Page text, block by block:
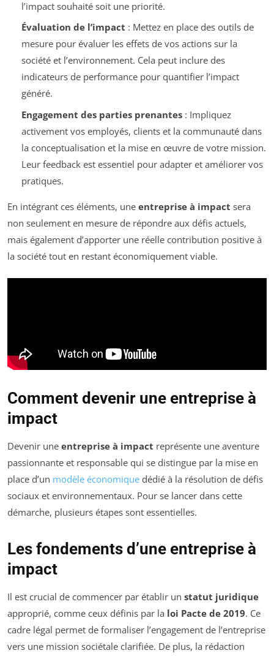
l’impact souhaité soit une priorité.
Évaluation de l’impact : Mettez en place des outils de
mesure pour évaluer les effets de vos actions sur la
société et l’environnement. Cela peut inclure des
indicateurs de performance pour quantifier l’impact
généré.
Engagement des parties prenantes: Impliquez
activement vos employés, clients et la communauté dans
la conceptualisation et la mise en œuvre de votre mission.
Leur feedback est essentiel pour adapter et améliorer vos
pratiques.
En intégrant ces éléments, une entreprise à impact sera
non seulement en mesure de répondre aux défis actuels,
mais également d’apporter une réelle contribution positive à
la société tout en restant économiquement viable.
Comment devenir une entreprise à
impact
Devenir une entreprise à impact représente une aventure
passionnante et responsable qui se distingue par la mise en
place d’un modèle économique dédié à la résolution de défis
sociaux et environnementaux. Pour se lancer dans cette
démarche, plusieurs étapes sont essentielles.
Les fondements d’une entreprise à
impact
Il est crucial de commencer par établir un statut juridique
approprié, comme ceux définis par la loi Pacte de 2019. Ce
cadre légal permet de formaliser l’engagement de l’entreprise
vers une mission sociétale clarifiée. De plus, la rédaction